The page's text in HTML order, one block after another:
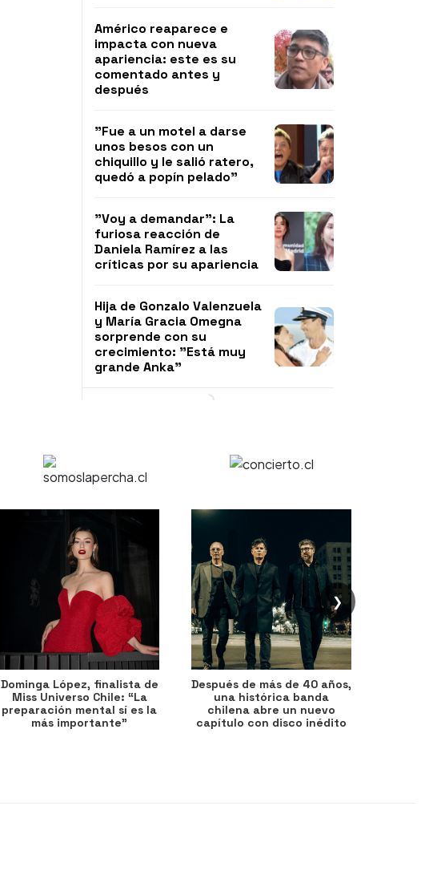
Américo reaparece e
impacta con nueva
apariencia: este es su
comentado antes y
después
"Fue a un motel a darse
unos besos con un
chiquillo y le salió ratero,
quedó a popín pelado"
"Voy a demandar": La
furiosa reacción de
Daniela Ramírez a las
críticas por su apariencia
Hija de Gonzalo Valenzuela
y María Gracia Omegna
sorprende con su
crecimiento: "Está muy
grande Anka"
❯
Dominga López, finalista de
Miss Universo Chile: “La
preparación mental sí es la
más importante”
Después de más de 40 años,
una histórica banda
chilena abre un nuevo
capítulo con disco inédito